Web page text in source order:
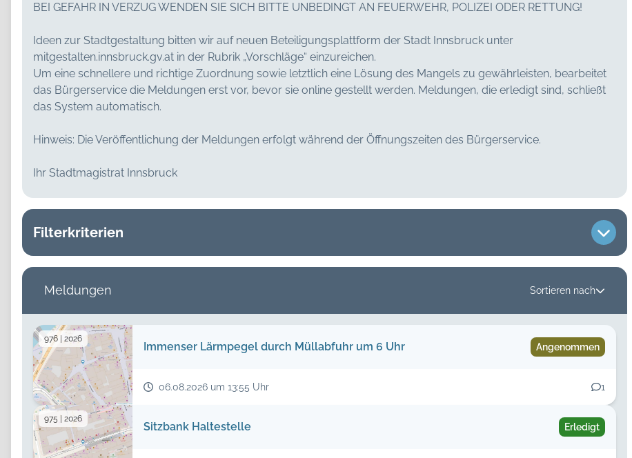
BEI GEFAHR IN VERZUG WENDEN SIE SICH BITTE UNBEDINGT AN FEUERWEHR, POLIZEI ODER RETTUNG!
Ideen zur Stadtgestaltung bitten wir auf neuen Beteiligungsplattform der Stadt Innsbruck unter
mitgestalten.innsbruck.gv.at in der Rubrik „Vorschläge“ einzureichen.
Um eine schnellere und richtige Zuordnung sowie letztlich eine Lösung des Mangels zu gewährleisten, bearbeitet
das Bürgerservice die Meldungen erst vor, bevor sie online gestellt werden. Meldungen, die erledigt sind, schließt
das System automatisch.
Hinweis: Die Veröffentlichung der Meldungen erfolgt während der Öffnungszeiten des Bürgerservice.
Filterkriterien
Meldungskategorie
Status
Test
Suchtext
Zeitraum
Meldungen Sortieren nach
976 | 2026
Immenser Lärmpegel durch Müllabfuhr um 6 Uhr Angenommen
06.08.2026 um 13:55 Uhr 1
975 | 2026
Sitzbank Haltestelle Erledigt